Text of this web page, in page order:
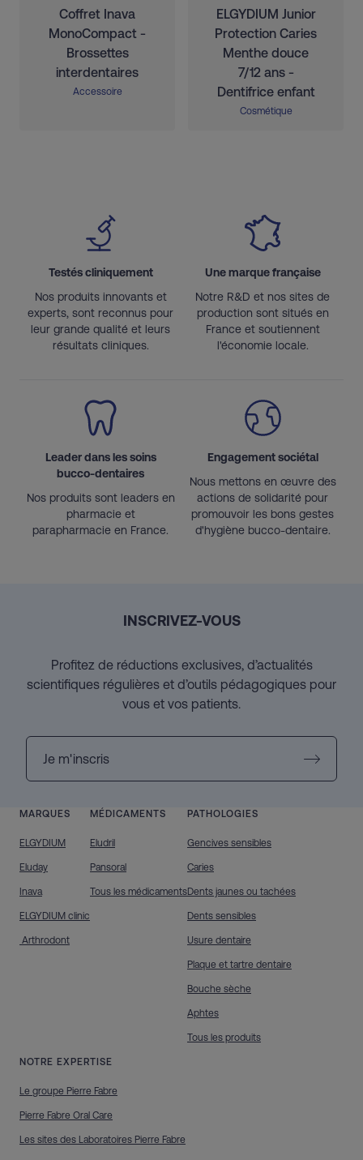
Coffret Inava
MonoCompact -
Brossettes
interdentaires
Accessoire
ELGYDIUM Junior
Protection Caries
Menthe douce
7/12 ans -
Dentifrice enfant
Cosmétique
Testés cliniquement
Nos produits innovants et
experts, sont reconnus pour
leur grande qualité et leurs
résultats cliniques.
Une marque française
Notre R&D et nos sites de
production sont situés en
France et soutiennent
l'économie locale.
Leader dans les soins
bucco-dentaires
Nos produits sont leaders en
pharmacie et
parapharmacie en France.
Engagement sociétal
Nous mettons en œuvre des
actions de solidarité pour
promouvoir les bons gestes
d'hygiène bucco-dentaire.
MARQUES
ELGYDIUM
Eluday
Inava
ELGYDIUM clinic
Arthrodont
MÉDICAMENTS
Eludril
Pansoral
Tous les médicaments
PATHOLOGIES
Gencives sensibles
Caries
Dents jaunes ou tachées
Dents sensibles
Usure dentaire
Plaque et tartre dentaire
Bouche sèche
Aphtes
Tous les produits
NOTRE EXPERTISE
Le groupe Pierre Fabre
Pierre Fabre Oral Care
Les sites des Laboratoires Pierre Fabre
INSCRIVEZ-VOUS
Profitez de réductions exclusives, d’actualités
scientifiques régulières et d’outils pédagogiques pour
vous et vos patients.
Je m'inscris